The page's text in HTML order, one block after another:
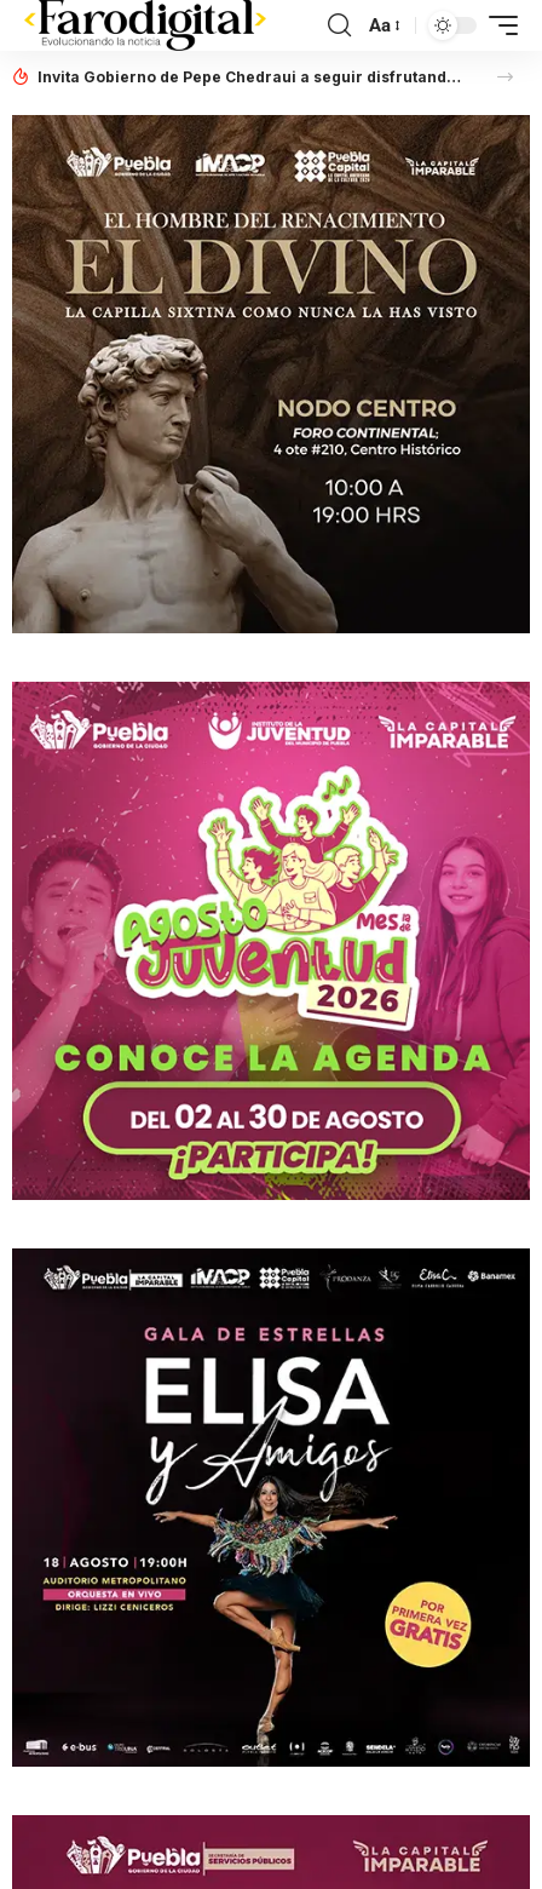
Aa
Invita Gobierno de Pepe Chedraui a seguir disfrutando del Verano este fin de semana